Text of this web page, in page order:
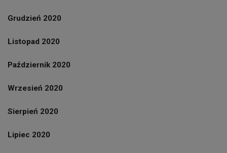
Grudzień 2020
Listopad 2020
Październik 2020
Wrzesień 2020
Sierpień 2020
Lipiec 2020